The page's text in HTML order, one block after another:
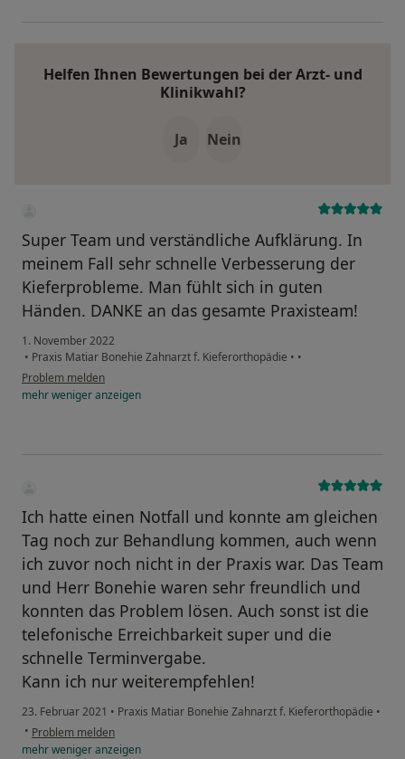
Helfen Ihnen Bewertungen bei der Arzt- und
Klinikwahl?
Ja Nein
Super Team und verständliche Aufklärung. In
meinem Fall sehr schnelle Verbesserung der
Kieferprobleme. Man fühlt sich in guten
Händen. DANKE an das gesamte Praxisteam!
1. November 2022
• Praxis Matiar Bonehie Zahnarzt f. Kieferorthopädie • •
Problem melden
mehrwenigeranzeigen
Ich hatte einen Notfall und konnte am gleichen
Tag noch zur Behandlung kommen, auch wenn
ich zuvor noch nicht in der Praxis war. Das Team
und Herr Bonehie waren sehr freundlich und
konnten das Problem lösen. Auch sonst ist die
telefonische Erreichbarkeit super und die
schnelle Terminvergabe.
Kann ich nur weiterempfehlen!
23. Februar 2021 • Praxis Matiar Bonehie Zahnarzt f. Kieferorthopädie •
• Problem melden
mehrwenigeranzeigen